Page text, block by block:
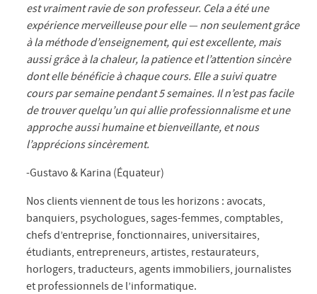
est vraiment ravie de son professeur. Cela a été une
expérience merveilleuse pour elle — non seulement grâce
à la méthode d’enseignement, qui est excellente, mais
aussi grâce à la chaleur, la patience et l’attention sincère
dont elle bénéficie à chaque cours. Elle a suivi quatre
cours par semaine pendant 5 semaines. Il n’est pas facile
de trouver quelqu’un qui allie professionnalisme et une
approche aussi humaine et bienveillante, et nous
l’apprécions sincèrement.
-Gustavo & Karina (Équateur)
Nos clients viennent de tous les horizons : avocats,
banquiers, psychologues, sages-femmes, comptables,
chefs d’entreprise, fonctionnaires, universitaires,
étudiants, entrepreneurs, artistes, restaurateurs,
horlogers, traducteurs, agents immobiliers, journalistes
et professionnels de l’informatique.